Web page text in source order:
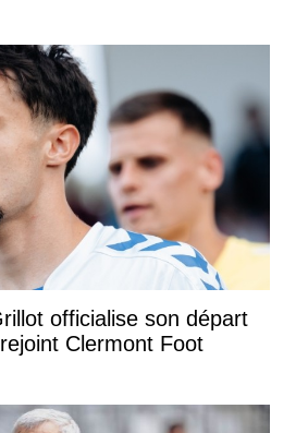
officialise son départ
Clermont Foot